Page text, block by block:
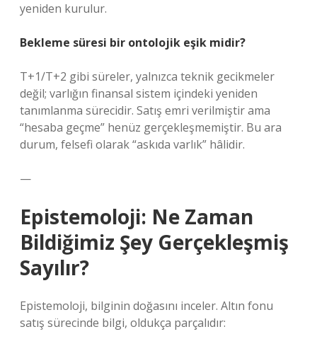
yeniden kurulur.
Bekleme süresi bir ontolojik eşik midir?
T+1/T+2 gibi süreler, yalnızca teknik gecikmeler
değil; varlığın finansal sistem içindeki yeniden
tanımlanma sürecidir. Satış emri verilmiştir ama
“hesaba geçme” henüz gerçekleşmemiştir. Bu ara
durum, felsefi olarak “askıda varlık” hâlidir.
—
Epistemoloji: Ne Zaman
Bildiğimiz Şey Gerçekleşmiş
Sayılır?
Epistemoloji, bilginin doğasını inceler. Altın fonu
satış sürecinde bilgi, oldukça parçalıdır: